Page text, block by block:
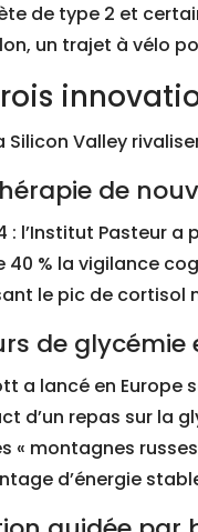
de type 2 et
un trajet à vélo
Silicon Valley
de
: l’Institut Pasteur
40 % la vigilance
le pic de cortisol
de
a lancé en Europe
d’un repas sur la
« montagnes
d’énergie